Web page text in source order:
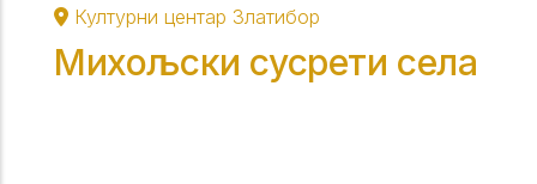
Културни центар Златибор
Михољски сусрети села